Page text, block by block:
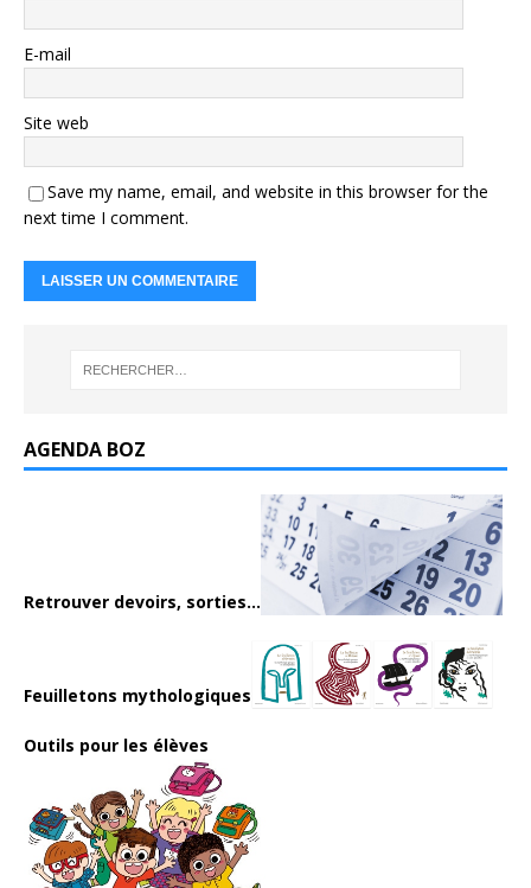
E-mail
Site web
Save my name, email, and website in this browser for the
next time I comment.
AGENDA BOZ
Retrouver devoirs, sorties...
Feuilletons mythologiques
Outils pour les élèves